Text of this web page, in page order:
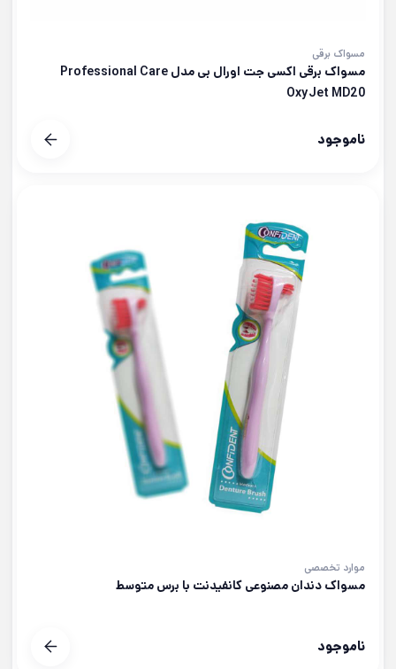
مسواک برقی
مسواک برقی اکسی جت اورال بی مدل Professional Care
OxyJet MD20
ناموجود
موارد تخصصی
مسواک دندان مصنوعی کانفیدنت با برس متوسط
ناموجود